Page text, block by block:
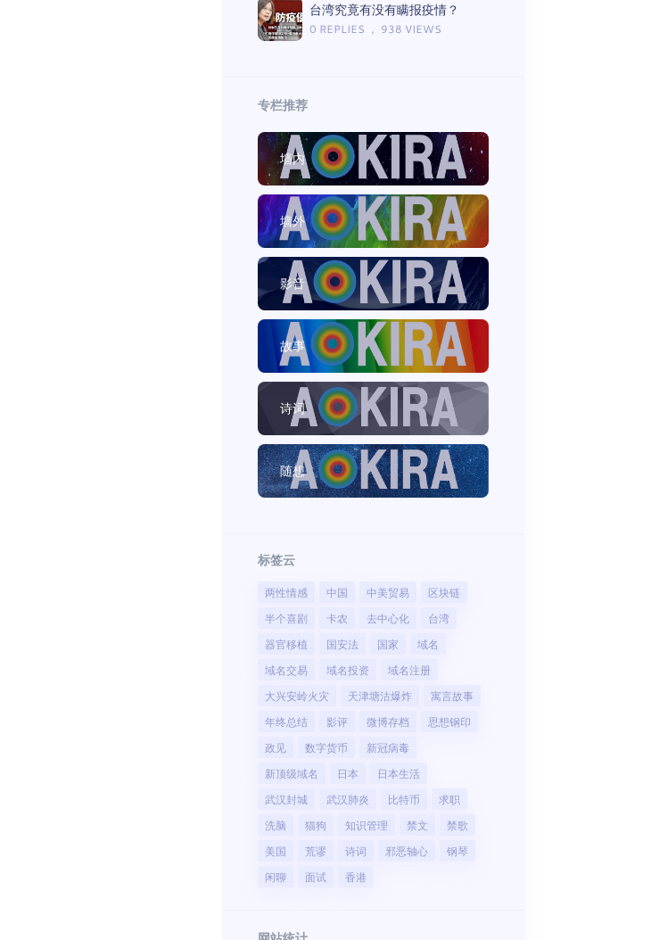
台湾究竟有没有瞒报疫情？
0 REPLIES ， 938 VIEWS
专栏推荐
墙内
墙外
影音
故事
诗词
随想
标签云
两性情感 中国 中美贸易
区块链
半个喜剧
卡农 去中心化
台湾
器官移植
国安法 国家
域名
域名交易
域名投资
域名注册
大兴安岭火灾
天津塘沽爆炸
寓言故事
年终总结
影评 微博存档
思想钢印
政见
数字货币
新冠病毒
新顶级域名
日本
日本生活
武汉封城
武汉肺炎 比特币
求职
洗脑
猫狗 知识管理 禁文
禁歌
美国
荒谬 诗词 邪恶轴心
钢琴
闲聊
面试 香港